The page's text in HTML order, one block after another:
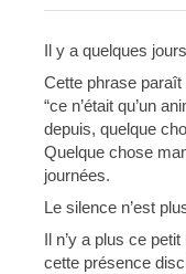
Il y a quelques
Cette phrase
“ce n’était qu’un
depuis, quelque
Quelque chose
journées.
Le silence n’est
Il n’y a plus ce
cette présence